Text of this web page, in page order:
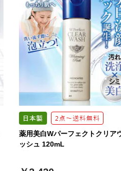
薬用美白Wパーフェクトクリア
ッシュ 120mL